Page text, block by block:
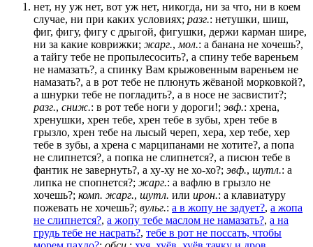
нет, ну уж нет, вот уж нет, никогда, ни за что, ни в коем
случае, ни при каких условиях; разг.: нетушки, шиш,
фиг, фигу, фигу с дрыгой, фигушки, держи карман шире,
ни за какие коврижки; жарг.,мол.: а банана не хочешь?,
а тайгу тебе не пропылесосить?, а спину тебе вареньем
не намазать?, а спинку Вам крыжовенным вареньем не
намазать?, а в рот тебе не плюнуть жёваной морковкой?,
а шнурки тебе не погладить?, а в носе не засвистит?;
разг., сниж.: в рот тебе ноги у дороги!; эвф.: хрена,
хренушки, хрен тебе, хрен тебе в зубы, хрен тебе в
грызло, хрен тебе на лысый череп, хера, хер тебе, хер
тебе в зубы, а хрена с марципанами не хотите?, а попа
не слипнется?, а попка не слипнется?, а писюн тебе в
фантик не завернуть?, а ху-ху не хо-хо?; эвф., шутл.: а
липка не спопнется?; жарг.: а вафлю в грызло не
хочешь?; комп. жарг., шутл. или ирон.: а клавиатуру
пожевать не хочешь?; вульг.: а в жопу не задует?, а жопа
не слипнется?, а жопу тебе маслом не намазать?, а на
грудь тебе не насрать?, тебе в рот не поссать, чтобы